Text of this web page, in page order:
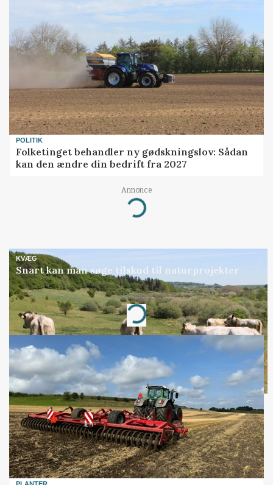
POLITIK
Folketinget behandler ny gødskningslov: Sådan
kan den ændre din bedrift fra 2027
Annonce
Loading...
KVÆG
Snart kan man søge tilskud til naturprojekter
Annonce
Loading...